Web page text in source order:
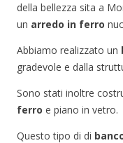
della bellezza sita a
un arredo in ferro
Abbiamo realizzato un
gradevole e dalla
Sono stati inoltre
ferro e piano in vetro.
Questo tipo di di